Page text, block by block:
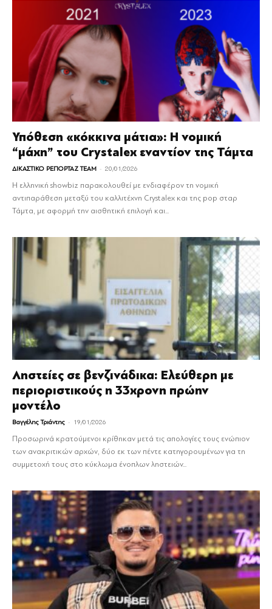
Υπόθεση «κόκκινα μάτια»: Η νομική
“μάχη” του Crystalex εναντίον της Τάμτα
ΔΙΚΑΣΤΙΚΟ ΡΕΠΟΡΤΑΖ TEAM - 20/01/2026
Η ελληνική showbiz παρακολουθεί με ενδιαφέρον τη νομική
αντιπαράθεση μεταξύ του καλλιτέχνη Crystalex και της pop σταρ
Τάμτα, με αφορμή την αισθητική επιλογή και...
Ληστείες σε βενζινάδικα: Ελεύθερη με
περιοριστικούς η 33χρονη πρώην
μοντέλο
Βαγγέλης Τριάντης - 19/01/2026
Προσωρινά κρατούμενοι κρίθηκαν μετά τις απολογίες τους ενώπιον
των ανακριτικών αρχών, δύο εκ των πέντε κατηγορουμένων για τη
συμμετοχή τους στο κύκλωμα ένοπλων ληστειών...